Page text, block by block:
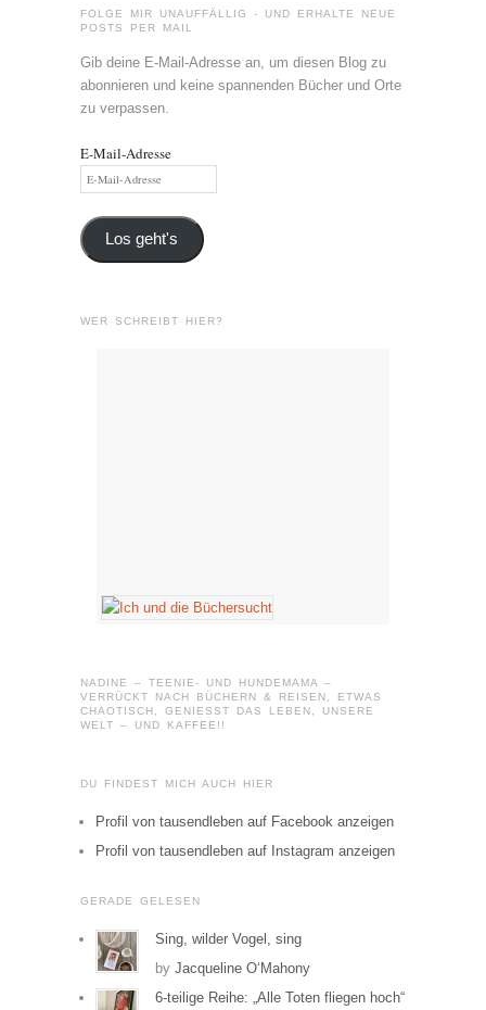
FOLGE MIR UNAUFFÄLLIG - UND ERHALTE NEUE
POSTS PER MAIL
Gib deine E-Mail-Adresse an, um diesen Blog zu
abonnieren und keine spannenden Bücher und Orte
zu verpassen.
E-Mail-Adresse
Los geht's
WER SCHREIBT HIER?
NADINE – TEENIE- UND HUNDEMAMA –
VERRÜCKT NACH BÜCHERN & REISEN, ETWAS
CHAOTISCH, GENIESST DAS LEBEN, UNSERE W
ELT – UND KAFFEE!!
DU FINDEST MICH AUCH HIER
Profil von tausendleben auf Facebook anzeigen
Profil von tausendleben auf Instagram anzeigen
GERADE GELESEN
Sing, wilder Vogel, sing
by Jacqueline O‘Mahony
6-teilige Reihe: „Alle Toten fliegen hoch“